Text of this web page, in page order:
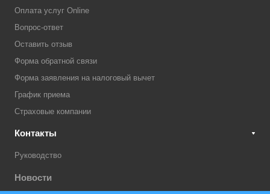
Оплата услуг Online
Вопрос-ответ
Оставить отзыв
Форма обратной связи
Форма заявления на налоговый вычет
График приема
Страховые компании
Контакты
Руководство
Новости